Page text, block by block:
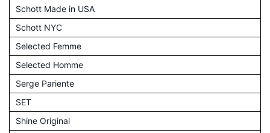
Schott Made in USA
Schott NYC
Selected Femme
Selected Homme
Serge Pariente
SET
Shine Original